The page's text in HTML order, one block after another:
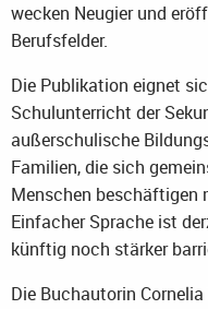
wecken Neugier und
Berufsfelder.
Die Publikation eignet
Schulunterricht der
außerschulische
Familien, die sich
Menschen beschäftigen
Einfacher Sprache ist
künftig noch stärker
Die Buchautorin